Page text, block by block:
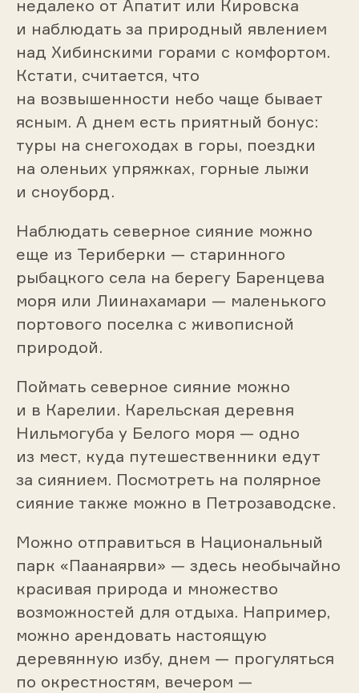
недалеко от Апатит или Кировска
и наблюдать за природный явлением
над Хибинскими горами с комфортом.
Кстати, считается, что
на возвышенности небо чаще бывает
ясным. А днем есть приятный бонус:
туры на снегоходах в горы, поездки
на оленьих упряжках, горные лыжи
и сноуборд.
Наблюдать северное сияние можно
еще из Териберки — старинного
рыбацкого села на берегу Баренцева
моря или Лиинахамари — маленького
портового поселка с живописной
природой.
Поймать северное сияние можно
и в Карелии. Карельская деревня
Нильмогуба у Белого моря — одно
из мест, куда путешественники едут
за сиянием. Посмотреть на полярное
сияние также можно в Петрозаводске.
Можно отправиться в Национальный
парк «Паанаярви» — здесь необычайно
красивая природа и множество
возможностей для отдыха. Например,
можно арендовать настоящую
деревянную избу, днем — прогуляться
по окрестностям, вечером —